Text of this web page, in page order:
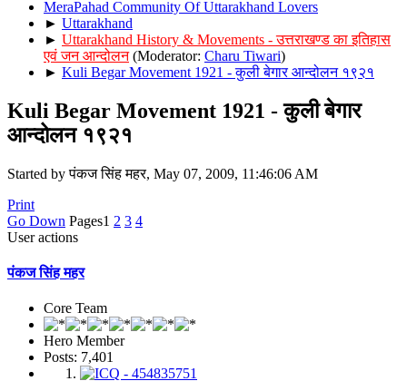
MeraPahad Community Of Uttarakhand Lovers
► Uttarakhand
► Uttarakhand History & Movements - उत्तराखण्ड का इतिहास
एवं जन आन्दोलन (Moderator: Charu Tiwari)
► Kuli Begar Movement 1921 - कुली बेगार आन्दोलन १९२१
Kuli Begar Movement 1921 - कुली बेगार
आन्दोलन १९२१
Started by पंकज सिंह महर, May 07, 2009, 11:46:06 AM
Print
Go Down Pages1 2 3 4
User actions
पंकज सिंह महर
Core Team
Hero Member
Posts: 7,401